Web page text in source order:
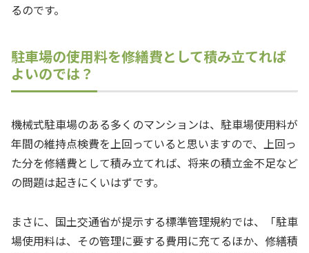
るのです。
駐車場の使用料を修繕費として積み立てれば
よいのでは？
機械式駐車場のある多くのマンションは、駐車場使用料が
年間の維持点検費を上回っていると思いますので、上回っ
た分を修繕費として積み立てれば、将来の積立金不足など
の問題は起きにくいはずです。
まさに、国土交通省が提示する標準管理規約では、「駐車
場使用料は、その管理に要する費用に充てるほか、修繕積